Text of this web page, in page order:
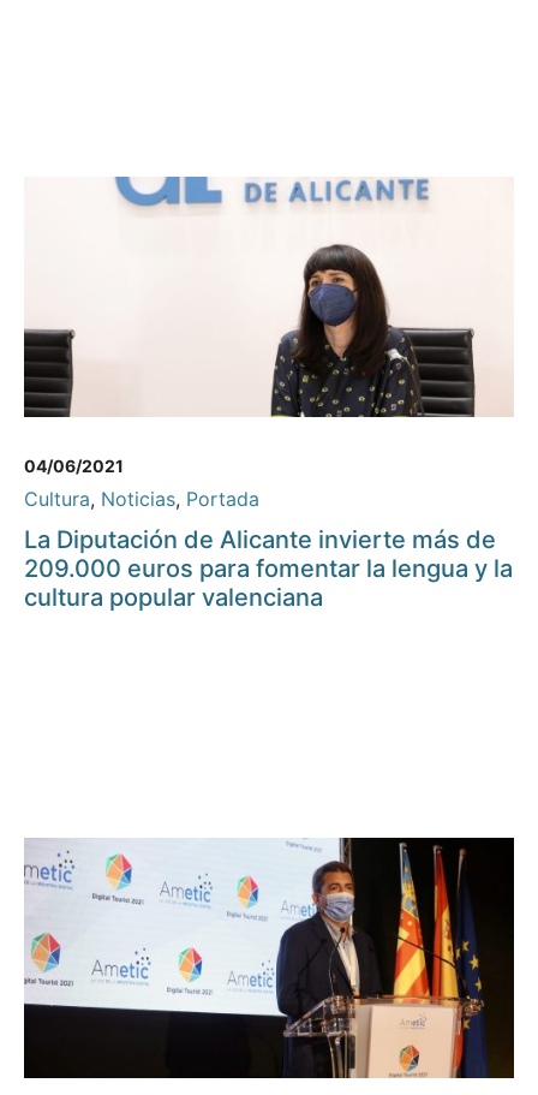
04/06/2021
Cultura, Noticias, Portada
La Diputación de Alicante invierte más de
209.000 euros para fomentar la lengua y la
cultura popular valenciana